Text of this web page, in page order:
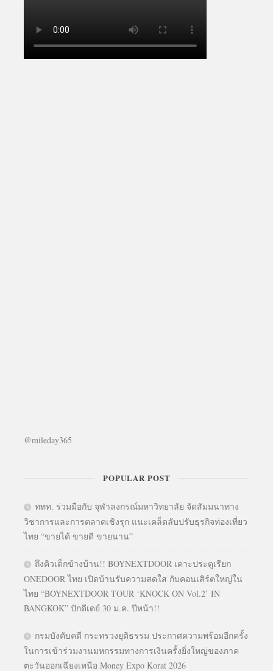
@mileday365
POPULAR POST
ททท. ร่วมมือกับ จุฬาลงกรณ์มหาวิทยาลัย จัดสัมมนาทาง
วิชาการและการตลาดเชิงรุก แนะเคล็ดลับปรับธุรกิจท่องเที่ยว
ไทย “ขายได้ ขายดี ขายนาน”
ถึงคิวเด็กข้างบ้าน!! BOYNEXTDOOR เคาะประตูเรียก
ONEDOOR ไทย เปิดบ้านรับความสดใส กับคอนเสิร์ตใหญ่ใน
ไทย “BOYNEXTDOOR TOUR ‘KNOCK ON Vol.2’ IN
BANGKOK” ปักดีเดย์ 30 ม.ค. ปีหน้า!!
กรมบังคับคดี กระทรวงยุติธรรม ประกาศความพร้อมอีกครั้ง
ในการเข้าร่วมงานมหกรรมทางการเงินครั้งยิ่งใหญ่ของภาค
ตะวันออกเฉียงเหนือ Money Expo Korat 2026